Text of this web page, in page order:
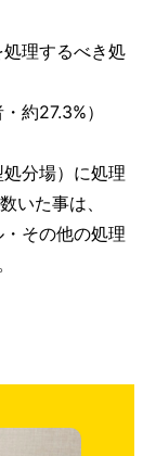
理するべき処
約27.3%）
分場）に処理
いた事は、
その他の処理